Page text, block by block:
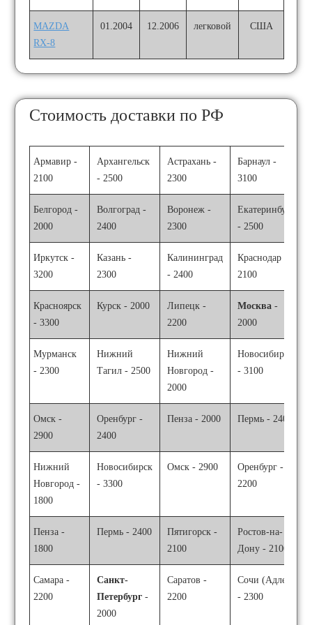
MAZDA
RX-8
01.2004 12.2006 легковой США
Стоимость доставки по РФ
Армавир -
2100
Архангельск
- 2500
Астрахань -
2300
Барнаул -
3100
Белгород -
2000
Волгоград -
2400
Воронеж -
2300
Екатеринбург
- 2500
Иркутск -
3200
Казань -
2300
Калининград
- 2400
Краснодар -
2100
Красноярск
- 3300
Курск - 2000
Липецк -
2200
Москва -
2000
Мурманск
- 2300
Нижний
Тагил - 2500
Нижний
Новгород -
2000
Новосибирск
- 3100
Омск -
2900
Оренбург -
2400
Пенза - 2000 Пермь - 2400
Нижний
Новгород -
1800
Новосибирск
- 3300
Омск - 2900
Оренбург -
2200
Пенза -
1800
Пермь - 2400
Пятигорск -
2100
Ростов-на-
Дону - 2100
Самара -
2200
Санкт-
Петербург -
2000
Саратов -
2200
Сочи (Адлер)
- 2300